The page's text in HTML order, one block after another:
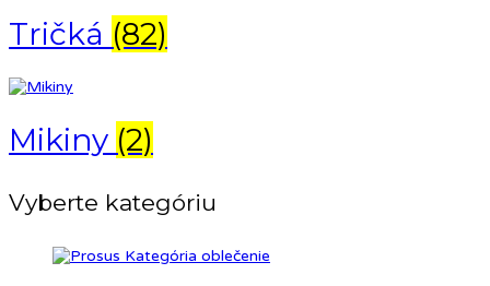
Tričká (82)
Mikiny (2)
Vyberte kategóriu